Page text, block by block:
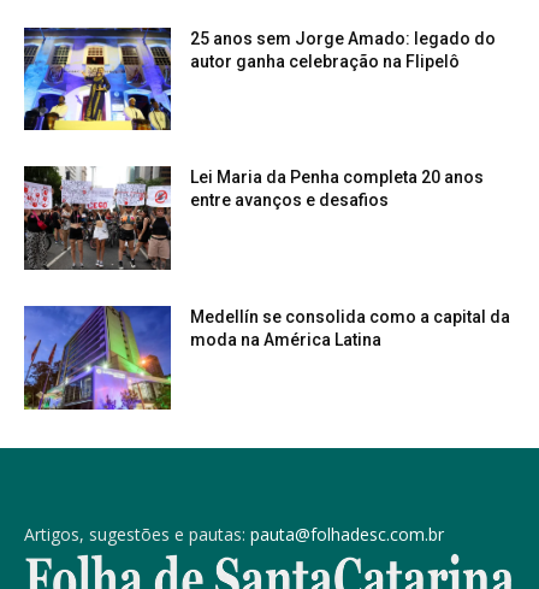
25 anos sem Jorge Amado: legado do
autor ganha celebração na Flipelô
Lei Maria da Penha completa 20 anos
entre avanços e desafios
Medellín se consolida como a capital da
moda na América Latina
Artigos, sugestões e pautas: pauta@folhadesc.com.br